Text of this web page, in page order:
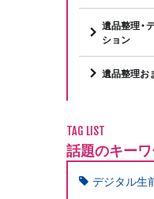
遺品整理・
ション
遺品整理お
TAG LIST
話題のキー
デジタル生